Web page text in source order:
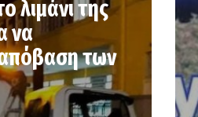
λιμάνι της
να
των